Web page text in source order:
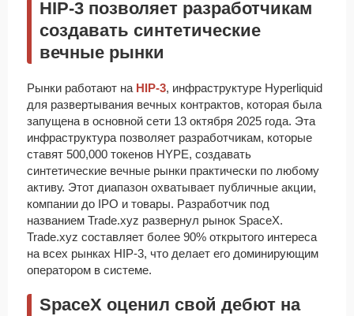
HIP-3 позволяет разработчикам
создавать синтетические
вечные рынки
Рынки работают на HIP-3, инфраструктуре Hyperliquid
для развертывания вечных контрактов, которая была
запущена в основной сети 13 октября 2025 года. Эта
инфраструктура позволяет разработчикам, которые
ставят 500,000 токенов HYPE, создавать
синтетические вечные рынки практически по любому
активу. Этот диапазон охватывает публичные акции,
компании до IPO и товары. Разработчик под
названием Trade.xyz развернул рынок SpaceX.
Trade.xyz составляет более 90% открытого интереса
на всех рынках HIP-3, что делает его доминирующим
оператором в системе.
SpaceX оценил свой дебют на